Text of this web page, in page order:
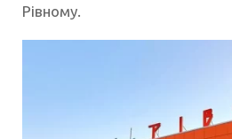
Рівному.